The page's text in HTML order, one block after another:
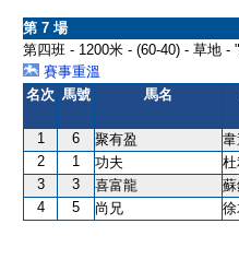
第 7 場
第四班 - 1200米 - (60-40) - 草地 -
賽事重溫
名次 馬號 馬名
1 6 聚有盈 韋
2
1 功夫
3
3 喜富龍
4
5 尚兄 徐